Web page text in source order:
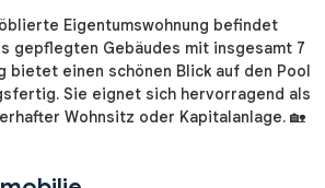
Eigentumswohnung befindet
gepflegten Gebäudes mit insgesamt 7
bietet einen schönen Blick auf den Pool
Sie eignet sich hervorragend als
Wohnsitz oder Kapitalanlage. 🏡